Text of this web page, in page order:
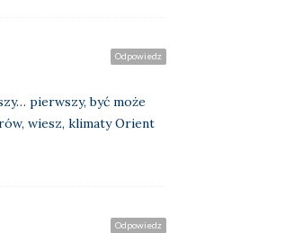
Odpowiedz
pierwszy, być może
wiesz, klimaty Orient
Odpowiedz